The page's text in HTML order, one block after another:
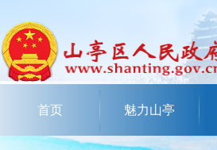
首页 魅力山亭